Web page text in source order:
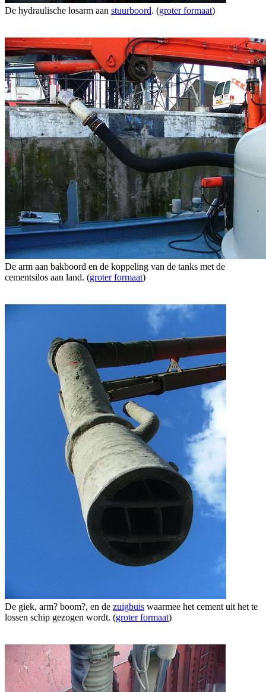
De hydraulische losarm aan stuurboord. (groter formaat)
De arm aan bakboord en de koppeling van de tanks met de
cementsilos aan land. (groter formaat)
De giek, arm? boom?, en de zuigbuis waarmee het cement uit het te
lossen schip gezogen wordt. (groter formaat)